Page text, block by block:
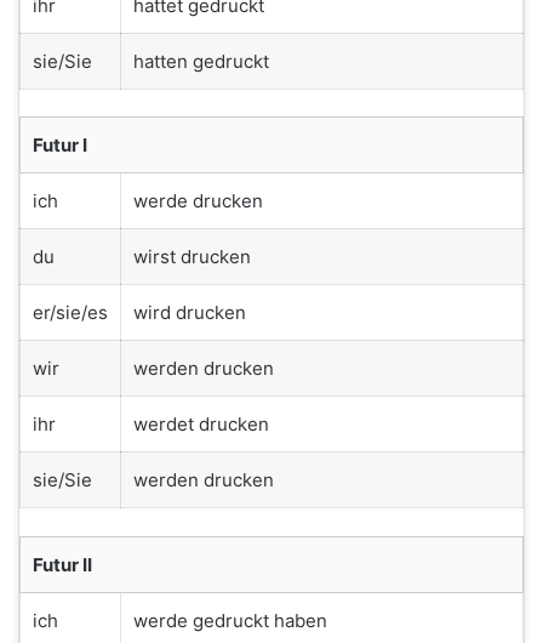
ihr hattet gedruckt
sie/Sie hatten gedruckt
Futur I
ich werde drucken
du wirst drucken
er/sie/es wird drucken
wir werden drucken
ihr werdet drucken
sie/Sie werden drucken
Futur II
ich werde gedruckt haben